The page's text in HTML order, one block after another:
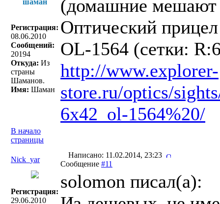
шаман
Регистрация:
08.06.2010
Сообщений:
20194
Откуда: Из
страны
Шаманов.
Имя: Шаман
(домашние мешают
Оптический
OL-1564 (сетки:
http://www.explorer-
store.ru/optics/
6x42_ol-1564%20/
В начало
страницы
Nick_yar
Написано: 11.02.2014, 23:23
Сообщение #11
Регистрация:
29.06.2010
solomon писал(a):